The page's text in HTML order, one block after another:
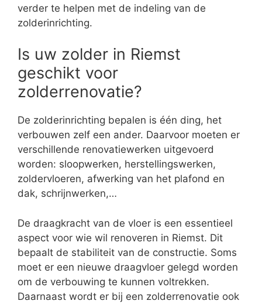
verder te helpen met de indeling van de
zolderinrichting.
Is uw zolder in Riemst
geschikt voor
zolderrenovatie?
De zolderinrichting bepalen is één ding, het
verbouwen zelf een ander. Daarvoor moeten er
verschillende renovatiewerken uitgevoerd
worden: sloopwerken, herstellingswerken,
zoldervloeren, afwerking van het plafond en
dak, schrijnwerken,…
De draagkracht van de vloer is een essentieel
aspect voor wie wil renoveren in Riemst. Dit
bepaalt de stabiliteit van de constructie. Soms
moet er een nieuwe draagvloer gelegd worden
om de verbouwing te kunnen voltrekken.
Daarnaast wordt er bij een zolderrenovatie ook